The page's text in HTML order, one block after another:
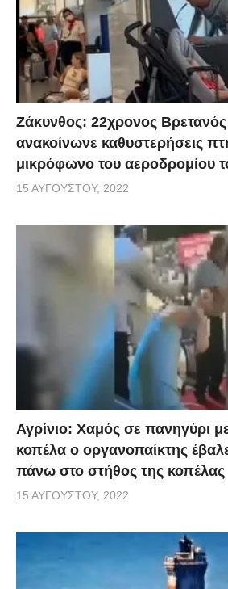
Ζάκυνθος: 22χρονος Βρετανός
ανακοίνωνε καθυστερήσεις
μικρόφωνο του αεροδρομίου
15 ΑΥΓΟΎΣΤΟΥ, 2022
Αγρίνιο: Χαμός σε πανηγύρι
κοπέλα ο οργανοπαίκτης
πάνω στο στήθος της κοπέλας
15 ΑΥΓΟΎΣΤΟΥ, 2022